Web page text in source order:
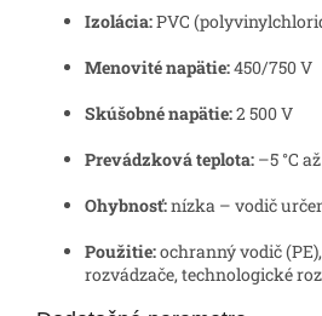
Izolácia:PVC
Menovité napätie:450/750 V
Skúšobné napätie:2 500 V
Prevádzková teplota: –5 °C
Ohybnosť:nízka – vodič
Použitie:ochranný vodič
rozvádzače, technologické